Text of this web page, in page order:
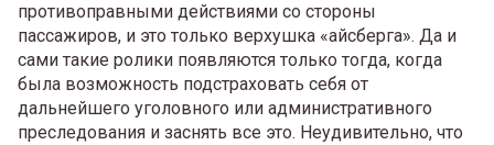
противоправными действиями со стороны
пассажиров, и это только верхушка «айсберга». Да и
сами такие ролики появляются только тогда, когда
была возможность подстраховать себя от
дальнейшего уголовного или административного
преследования и заснять все это. Неудивительно, что